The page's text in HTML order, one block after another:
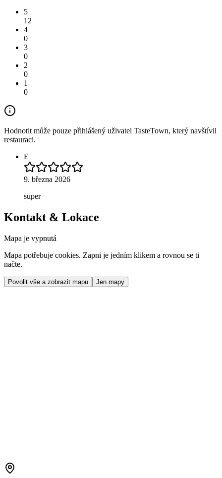
5
12
4
0
3
0
2
0
1
0
Hodnotit může pouze přihlášený uživatel TasteTown, který navštívil
restauraci.
E
9. března 2026
super
Kontakt & Lokace
Mapa je vypnutá
Mapa potřebuje cookies. Zapni je jedním klikem a rovnou se ti
načte.
Povolit vše a zobrazit mapu Jen mapy